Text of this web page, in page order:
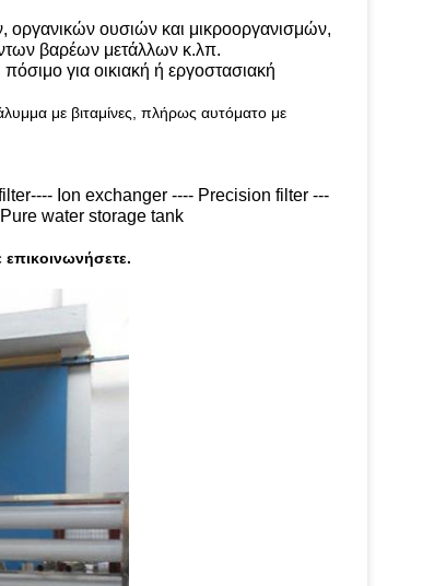
ουσιών και μικροοργανισμών,
βαρέων μετάλλων κ.λπ.
για οικιακή ή εργοστασιακή
με βιταμίνες, πλήρως αυτόματο με
Ion exchanger ---- Precision filter ---
water storage tank